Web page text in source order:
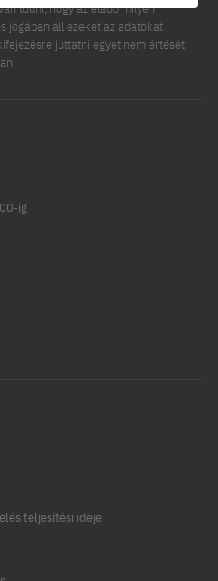
tudni, hogy az eladó milyen
jogában áll ezeket az adatokat
juttatni egyet nem értését
ig
teljesítési ideje